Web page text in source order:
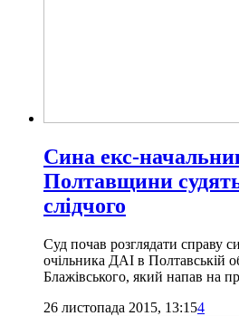
Сина екс-
Полтавщини
слідчого
Суд почав розглядати справу
очільника ДАІ в Полтавській
Блажівського, який напав на
26 листопада 2015, 13:154